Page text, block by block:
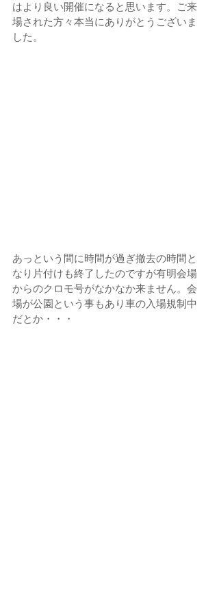
はより良い開催になると思います。ご来
場された方々本当にありがとうございま
した。
あっという間に時間が過ぎ撤去の時間と
なり片付けも終了したのですが有明会場
からのクロモ号がなかなか来ません。会
場が公園という事もあり車の入場規制中
だとか・・・